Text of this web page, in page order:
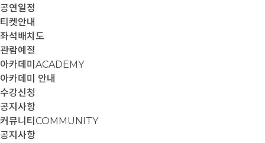
공연일정
티켓안내
좌석배치도
관람예절
아카데미 ACADEMY
아카데미 안내
수강신청
공지사항
커뮤니티 COMMUNITY
공지사항